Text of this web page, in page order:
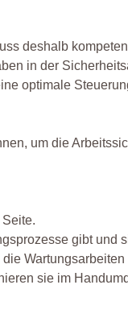
deshalb
in der
optimale
um die
gibt und
sie im